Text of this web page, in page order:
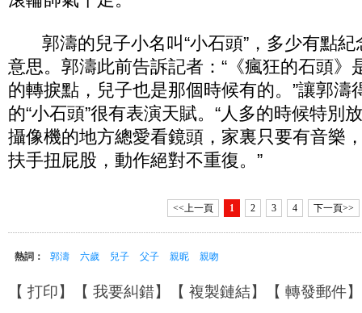
郭濤的兒子小名叫“小石頭”，多少有點紀
意思。郭濤此前告訴記者：“《瘋狂的石頭》
的轉捩點，兒子也是那個時候有的。”讓郭濤
的“小石頭”很有表演天賦。“人多的時候特別
攝像機的地方總愛看鏡頭，家裏只要有音樂
扶手扭屁股，動作絕對不重復。”
<<上一頁 1 2 3 4 下一頁>>
熱詞： 郭濤 六歲 兒子 父子 親昵 親吻
【 打印】【 我要糾錯】【 複製鏈結】【 轉發郵件